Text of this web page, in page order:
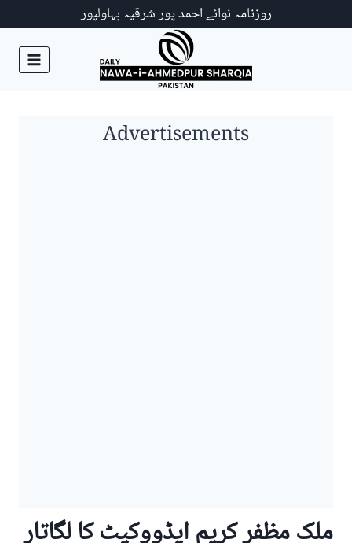
روزنامہ نوائے احمد پور شرقیہ بہاولپور
Advertisements
ملک مظفر کریم ایڈووکیٹ کا لگاتار